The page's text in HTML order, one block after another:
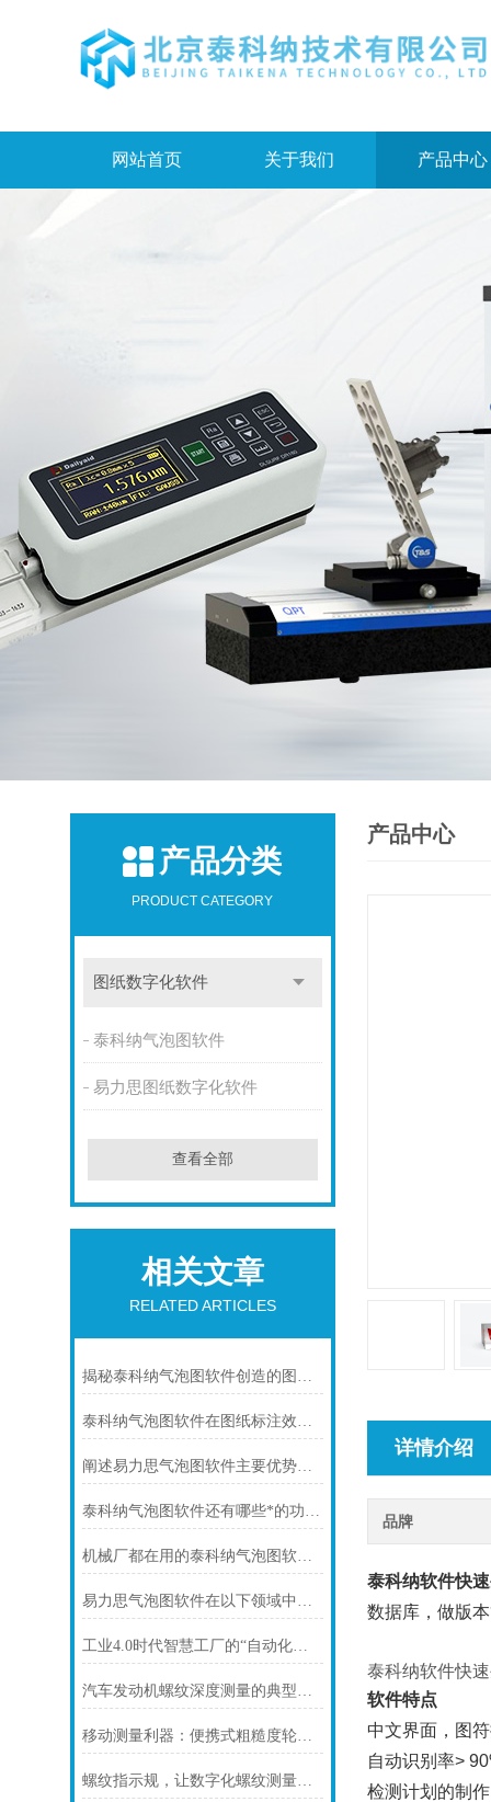
网站首页 关于我们 产品中心
产品分类
PRODUCT CATEGORY
图纸数字化软件
泰科纳气泡图软件
易力思图纸数字化软件
查看全部
相关文章
RELATED ARTICLES
揭秘泰科纳气泡图软件创造的图纸标注效率奇迹！
泰科纳气泡图软件在图纸标注效率及质量管控流程中的应用
阐述易力思气泡图软件主要优势及应用场景
泰科纳气泡图软件还有哪些*的功能？
机械厂都在用的泰科纳气泡图软件，标尺寸效率狂升 50 倍
易力思气泡图软件在以下领域中的用途
工业4.0时代智慧工厂的“自动化螺纹测量利器“
汽车发动机螺纹深度测量的典型应用案例
移动测量利器：便携式粗糙度轮廓仪的多重应用
螺纹指示规，让数字化螺纹测量变简单！
产品中心
详情介绍
品牌
泰科纳软件快
数据库，做版
泰科纳软件快
软件特点
中文界面，图
自动识别率>
检测计划的制